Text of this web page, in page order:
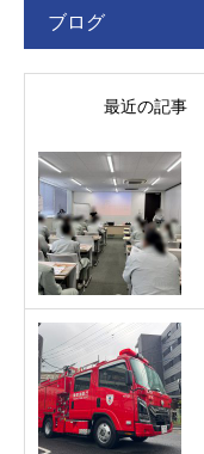
ブログ
最近の記事